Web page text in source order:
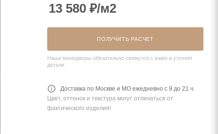
13 580 ₽/м2
ПОЛУЧИТЬ РАСЧЕТ
Наши менеджеры обязательно свяжутся с вами и уточнят
детали
Доставка по Москве и МО ежедневно с 9 до 21 ч.
Цвет, оттенок и текстура могут отличаться от
фактического изделия!